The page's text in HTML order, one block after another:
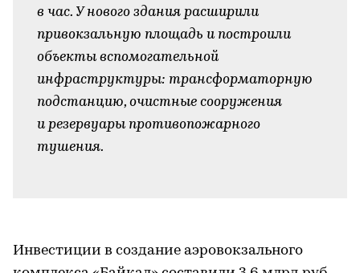
в час. У нового здания расширили
привокзальную площадь и построили
объекты вспомогательной
инфраструктуры: трансформаторную
подстанцию, очистные сооружения
и резервуары противопожарного
тушения.
Инвестиции в создание аэровокзального